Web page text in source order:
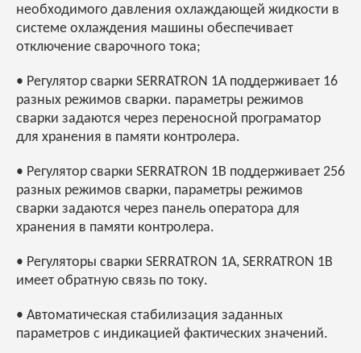
необходимого давления охлаждающей жидкости в
системе охлаждения машины обеспечивает
отключение сварочного тока;
• Регулятор сварки SERRATRON 1А поддерживает 16
разных режимов сварки. параметры режимов
сварки задаются через переносной програматор
для хранения в памяти контролера.
• Регулятор сварки SERRATRON 1В поддерживает 256
разных режимов сварки, параметры режимов
сварки задаются через панель оператора для
хранения в памяти контролера.
• Регуляторы сварки SERRATRON 1А, SERRATRON 1В
имеет обратную связь по току.
• Автоматическая стабилизация заданных
параметров с индикацией фактических значений.